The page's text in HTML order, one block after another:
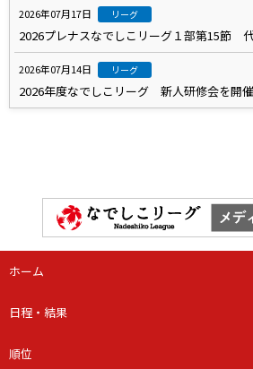
2026年07月17日 リーグ
2026プレナスなでしこリーグ１部第15節
2026年07月14日 リーグ
2026年度なでしこリーグ 新人研修会を開催
ホーム
日程・結果
順位